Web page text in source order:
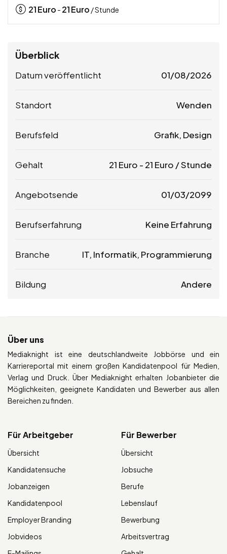
21Euro - 21Euro / Stunde
Überblick
Datum veröffentlicht 01/08/2026
Standort Wenden
Berufsfeld Grafik, Design
Gehalt 21 Euro - 21 Euro / Stunde
Angebotsende 01/03/2099
Berufserfahrung Keine Erfahrung
Branche IT, Informatik, Programmierung
Bildung Andere
Über uns
Mediaknight ist eine deutschlandweite Jobbörse und ein
Karriereportal mit einem großen Kandidatenpool für Medien,
Verlag und Druck. Über Mediaknight erhalten Jobanbieter die
Möglichkeiten, geeignete Kandidaten und Bewerber aus allen
Bereichen zu finden.
Für Arbeitgeber
Übersicht
Kandidatensuche
Jobanzeigen
Kandidatenpool
Employer Branding
Jobvideos
Für Bewerber
Übersicht
Jobsuche
Berufe
Lebenslauf
Bewerbung
Arbeitsvertrag